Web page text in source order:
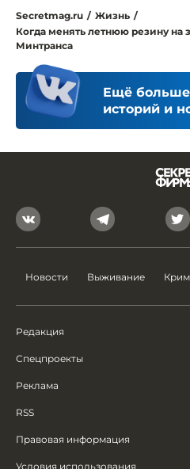
Secretmag.ru / Жизнь /
Когда менять летнюю резину
Минтранса
Ещё
историй и
Новости Выживание
Редакция
Спецпроекты
Реклама
RSS
Правовая информация
Условия использования